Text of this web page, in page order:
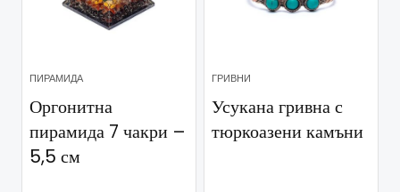
ПИРАМИДА
Оргонитна
пирамида 7 чакри –
5,5 см
ГРИВНИ
Усукана гривна с
тюркоазени камъни